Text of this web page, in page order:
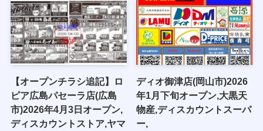
【オープンチラシ追記】ロ
ピア広島パセーラ店(広島
市)2026年4月3日オープン,
ディスカウントストア,ヤマ
ディオ御津店(岡山市)2026
年1月下旬オープン,大黒天
物産,ディスカウントスーパ
ー,